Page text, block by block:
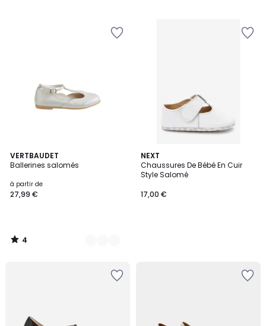
VERTBAUDET
Ballerines salomés
à partir de
27,99 €
4
/
2
Couleurs
4
/
NEXT
Chaussures De Bébé En Cuir
Style Salomé
17,00 €